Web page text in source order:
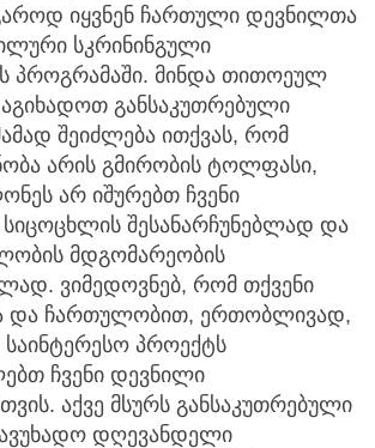
იყვნენ ჩართული დევნილთა
სკრინინგული
პროგრამაში. მინდა თითოეულ
განსაკუთრებული
შეიძლება ითქვას, რომ
არის გმირობის ტოლფასი,
არ იშურებთ ჩვენი
სიცოცხლის შესანარჩუნებლად და
მდგომარეობის
ვიმედოვნებ, რომ თქვენი
და ჩართულობით, ერთობლივად,
პროექტს
ჩვენი დევნილი
აქვე მსურს განსაკუთრებული
დღევანდელი